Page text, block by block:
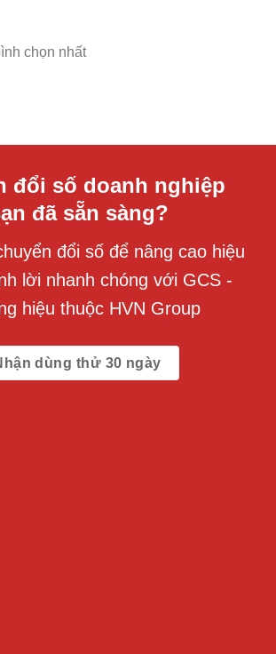
chọn nhất
đổi số doanh nghiệp
đã sẵn sàng?
đổi số để nâng cao hiệu
lời nhanh chóng với GCS -
hiệu thuộc HVN Group
dùng thử 30 ngày